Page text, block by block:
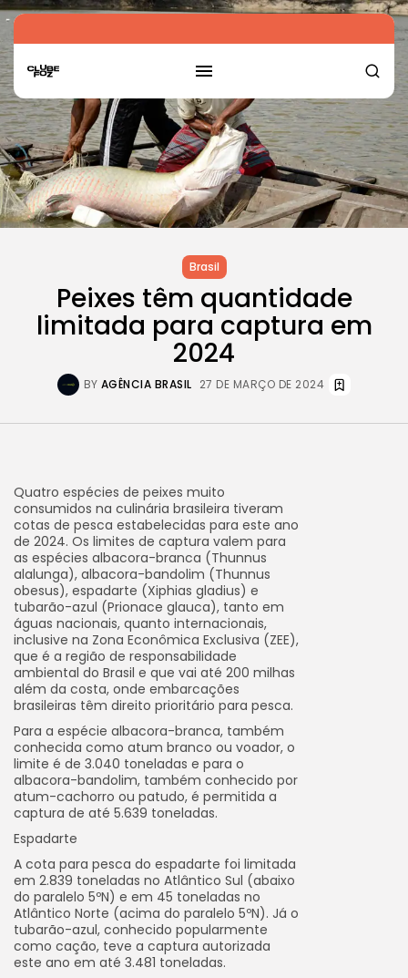
Brasil
Peixes têm quantidade
limitada para captura em
2024
BY AGÊNCIA BRASIL 27 DE MARÇO DE 2024
Quatro espécies de peixes muito
consumidos na culinária brasileira tiveram
cotas de pesca estabelecidas para este ano
de 2024. Os limites de captura valem para
as espécies albacora-branca (Thunnus
alalunga), albacora-bandolim (Thunnus
obesus), espadarte (Xiphias gladius) e
tubarão-azul (Prionace glauca), tanto em
águas nacionais, quanto internacionais,
inclusive na Zona Econômica Exclusiva (ZEE),
que é a região de responsabilidade
ambiental do Brasil e que vai até 200 milhas
além da costa, onde embarcações
brasileiras têm direito prioritário para pesca.
Para a espécie albacora-branca, também
conhecida como atum branco ou voador, o
limite é de 3.040 toneladas e para o
albacora-bandolim, também conhecido por
atum-cachorro ou patudo, é permitida a
captura de até 5.639 toneladas.
Espadarte
A cota para pesca do espadarte foi limitada
em 2.839 toneladas no Atlântico Sul (abaixo
do paralelo 5ºN) e em 45 toneladas no
Atlântico Norte (acima do paralelo 5ºN). Já o
tubarão-azul, conhecido popularmente
como cação, teve a captura autorizada
este ano em até 3.481 toneladas.